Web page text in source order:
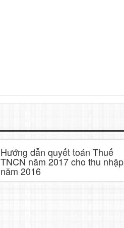
Hướng dẫn quyết toán Thuế
TNCN năm 2017 cho thu nhập
năm 2016